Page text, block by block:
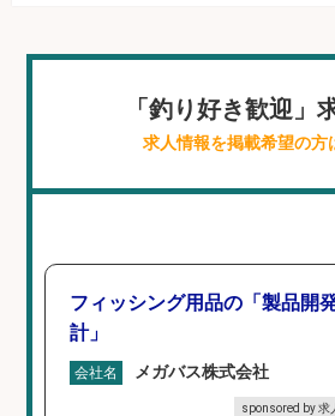
「釣り好き歓迎」
求人情報を掲載希望の方
フィッシング用品の「製品開
計」
会社名 メガバス株式会社
sponsored by 求